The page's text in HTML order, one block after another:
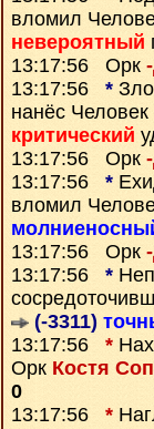
вломил
невероятный
13:17:56 Орк
13:17:56 *
нанёс Человек
критический
13:17:56 Орк
13:17:56 *
вломил
13:17:56 Орк
13:17:56 *
(-3311)
13:17:56 *
Орк Костя
0
13:17:56 *